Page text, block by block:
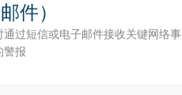
件）
通过短信或电子邮件接收关键网络事
警报